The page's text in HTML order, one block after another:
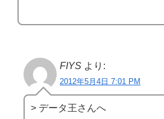
FIYS より:
2012年5月4日 7:01 PM
> データ王さんへ